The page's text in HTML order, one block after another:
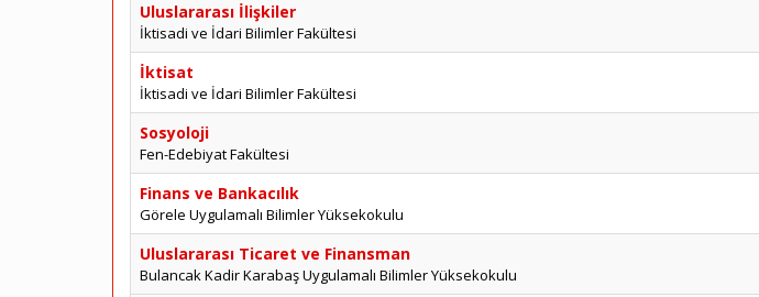
Uluslararası İlişkiler
İktisadi ve İdari Bilimler Fakültesi
İktisat
İktisadi ve İdari Bilimler Fakültesi
Sosyoloji
Fen-Edebiyat Fakültesi
Finans ve Bankacılık
Görele Uygulamalı Bilimler Yüksekokulu
Uluslararası Ticaret ve Finansman
Bulancak Kadir Karabaş Uygulamalı Bilimler Yüksekokulu